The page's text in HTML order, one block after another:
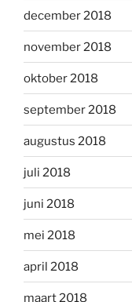
december 2018
november 2018
oktober 2018
september 2018
augustus 2018
juli 2018
juni 2018
mei 2018
april 2018
maart 2018